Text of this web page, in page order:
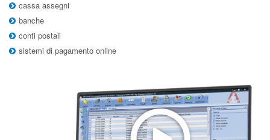
cassa assegni
banche
conti postali
sistemi di pagamento online